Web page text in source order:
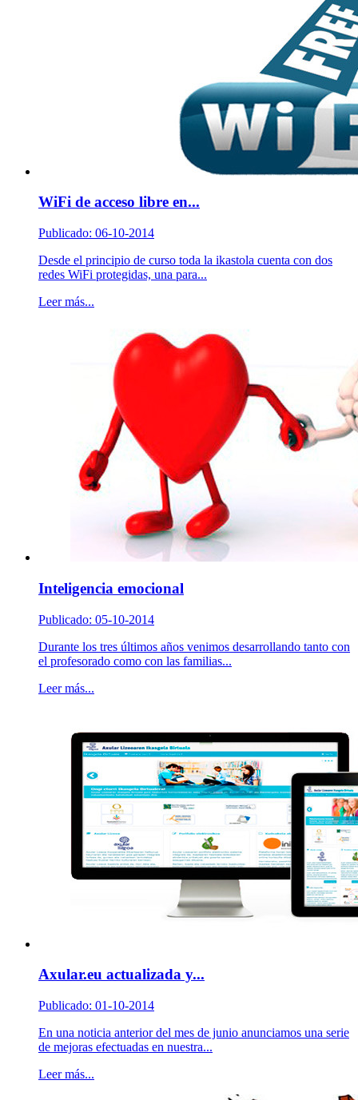
WiFi de acceso libre en...
Publicado: 06-10-2014
Desde el principio de curso toda la ikastola cuenta con dos
redes WiFi protegidas, una para...
Leer más...
Inteligencia emocional
Publicado: 05-10-2014
Durante los tres últimos años venimos desarrollando tanto con
el profesorado como con las familias...
Leer más...
Axular.eu actualizada y...
Publicado: 01-10-2014
En una noticia anterior del mes de junio anunciamos una serie
de mejoras efectuadas en nuestra...
Leer más...